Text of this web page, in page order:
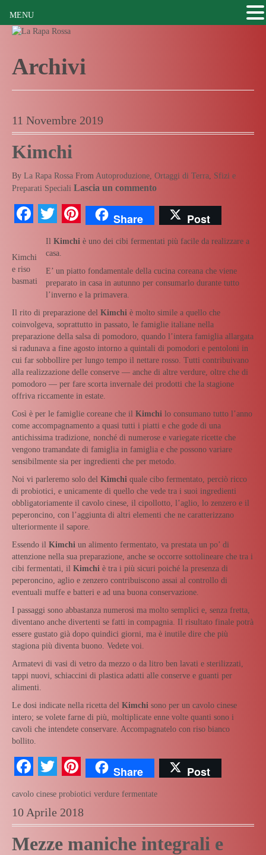
Archivi
11 Novembre 2019
Kimchi
By La Rapa Rossa From Autoproduzione, Ortaggi di Terra, Sfizi e
Preparati Speciali Lascia un commento
Facebook
TwitterPinterest
Share Post
Kimchi
e riso
basmati
Il Kimchi è uno dei cibi fermentati più facile da realizzare a
casa.
E’ un piatto fondamentale della cucina coreana che viene
preparato in casa in autunno per consumarlo durante tutto
l’inverno e la primavera.
Il rito di preparazione del Kimchi è molto simile a quello che
coinvolgeva, soprattutto in passato, le famiglie italiane nella
preparazione della salsa di pomodoro, quando l’intera famiglia allargata
si radunava a fine agosto intorno a quintali di pomodori e pentoloni in
cui far sobbollire per lungo tempo il nettare rosso. Tutti contribuivano
alla realizzazione delle conserve — anche di altre verdure, oltre che di
pomodoro — per fare scorta invernale dei prodotti che la stagione
offriva riccamente in estate.
Così è per le famiglie coreane che il Kimchi lo consumano tutto l’anno
come accompagnamento a quasi tutti i piatti e che gode di una
antichissima tradizione, nonché di numerose e variegate ricette che
vengono tramandate di famiglia in famiglia e che possono variare
sensibilmente sia per ingredienti che per metodo.
Noi vi parleremo solo del Kimchi quale cibo fermentato, perciò ricco
di probiotici, e unicamente di quello che vede tra i suoi ingredienti
obbligatoriamente il cavolo cinese, il cipollotto, l’aglio, lo zenzero e il
peperoncino, con l’aggiunta di altri elementi che ne caratterizzano
ulteriormente il sapore.
Essendo il Kimchi un alimento fermentato, va prestata un po’ di
attenzione nella sua preparazione, anche se occorre sottolineare che tra i
cibi fermentati, il Kimchi è tra i più sicuri poiché la presenza di
peperoncino, aglio e zenzero contribuiscono assai al controllo di
eventuali muffe e batteri e ad una buona conservazione.
I passaggi sono abbastanza numerosi ma molto semplici e, senza fretta,
diventano anche divertenti se fatti in compagnia. Il risultato finale potrà
essere gustato già dopo quindici giorni, ma è inutile dire che più
stagiona più diventa buono. Vedete voi.
Armatevi di vasi di vetro da mezzo o da litro ben lavati e sterilizzati,
tappi nuovi, schiaccini di plastica adatti alle conserve e guanti per
alimenti.
Le dosi indicate nella ricetta del Kimchi sono per un cavolo cinese
intero; se volete farne di più, moltiplicate enne volte quanti sono i
cavoli che intendete conservare. Accompagnatelo con riso bianco
bollito.
Facebook
TwitterPinterest
Share Post
cavolo cinese probiotici verdure fermentate
10 Aprile 2018
Mezze maniche integrali e
MENU